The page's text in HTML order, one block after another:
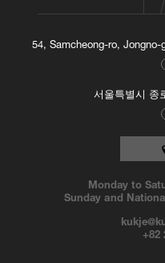
54, Samcheong-ro,
서울특별시 종
Monday to
Sunday and
+82